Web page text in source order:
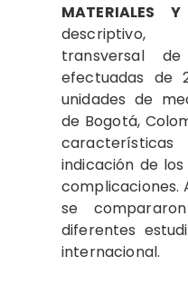
MATERIALES
descriptivo,
transversal
efectuadas de
unidades de
de Bogotá,
indicación de
complicaciones.
se
diferentes
internacional.